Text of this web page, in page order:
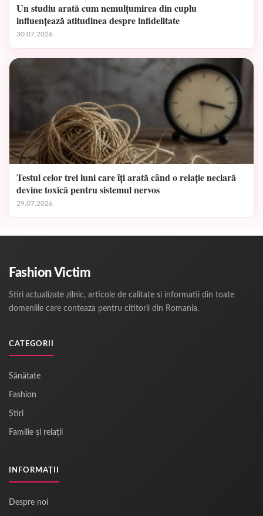
Un studiu arată cum nemulțumirea din cuplu
influențează atitudinea despre infidelitate
30.07.2026
Testul celor trei luni care îți arată când o relație neclară
devine toxică pentru sistemul nervos
29.07.2026
Fashion Victim
Stiri actualizate zilnic, articole de calitate si informatii din toate
domeniile care conteaza pentru cititorii din Romania.
CATEGORII
Sănătate
Fashion
Știri
Familie și relații
INFORMAȚII
Despre noi